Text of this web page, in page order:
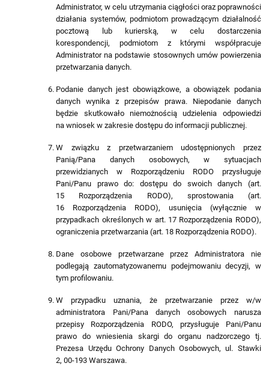
Administrator, w celu utrzymania ciągłości oraz poprawności
działania systemów, podmiotom prowadzącym działalność
pocztową lub kurierską, w celu dostarczenia
korespondencji, podmiotom z którymi współpracuje
Administrator na podstawie stosownych umów powierzenia
przetwarzania danych.
Podanie danych jest obowiązkowe, a obowiązek podania
danych wynika z przepisów prawa. Niepodanie danych
będzie skutkowało niemożnością udzielenia odpowiedzi
na wniosek w zakresie dostępu do informacji publicznej.
W związku z przetwarzaniem udostępnionych przez
Panią/Pana danych osobowych, w sytuacjach
przewidzianych w Rozporządzeniu RODO przysługuje
Pani/Panu prawo do: dostępu do swoich danych (art.
15 Rozporządzenia RODO), sprostowania (art.
16 Rozporządzenia RODO), usunięcia (wyłącznie w
przypadkach określonych w art. 17 Rozporządzenia RODO),
ograniczenia przetwarzania (art. 18 Rozporządzenia RODO).
Dane osobowe przetwarzane przez Administratora nie
podlegają zautomatyzowanemu podejmowaniu decyzji, w
tym profilowaniu.
W przypadku uznania, że przetwarzanie przez w/w
administratora Pani/Pana danych osobowych narusza
przepisy Rozporządzenia RODO, przysługuje Pani/Panu
prawo do wniesienia skargi do organu nadzorczego tj.
Prezesa Urzędu Ochrony Danych Osobowych, ul. Stawki
2, 00-193 Warszawa.